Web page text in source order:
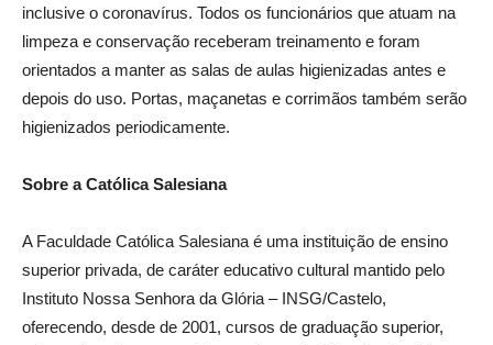
inclusive o coronavírus. Todos os funcionários que atuam na
limpeza e conservação receberam treinamento e foram
orientados a manter as salas de aulas higienizadas antes e
depois do uso. Portas, maçanetas e corrimãos também serão
higienizados periodicamente.
Sobre a Católica Salesiana
A Faculdade Católica Salesiana é uma instituição de ensino
superior privada, de caráter educativo cultural mantido pelo
Instituto Nossa Senhora da Glória – INSG/Castelo,
oferecendo, desde de 2001, cursos de graduação superior,